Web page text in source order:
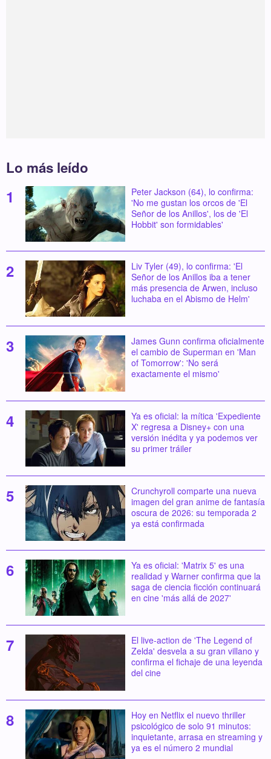
Lo más leído
Peter Jackson (64), lo confirma:
'No me gustan los orcos de 'El
Señor de los Anillos', los de 'El
Hobbit' son formidables'
Liv Tyler (49), lo confirma: 'El
Señor de los Anillos iba a tener
más presencia de Arwen, incluso
luchaba en el Abismo de Helm'
James Gunn confirma oficialmente
el cambio de Superman en 'Man
of Tomorrow': 'No será
exactamente el mismo'
Ya es oficial: la mítica 'Expediente
X' regresa a Disney+ con una
versión inédita y ya podemos ver
su primer tráiler
Crunchyroll comparte una nueva
imagen del gran anime de fantasía
oscura de 2026: su temporada 2
ya está confirmada
Ya es oficial: 'Matrix 5' es una
realidad y Warner confirma que la
saga de ciencia ficción continuará
en cine 'más allá de 2027'
El live-action de 'The Legend of
Zelda' desvela a su gran villano y
confirma el fichaje de una leyenda
del cine
Hoy en Netflix el nuevo thriller
psicológico de solo 91 minutos:
inquietante, arrasa en streaming y
ya es el número 2 mundial